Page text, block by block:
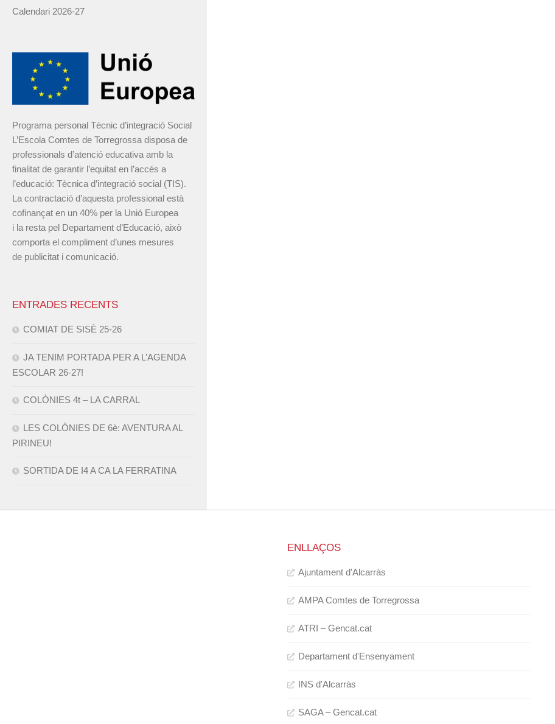
Calendari 2026-27
Programa personal Tècnic d’integració Social
L’Escola Comtes de Torregrossa disposa de
professionals d’atenció educativa amb la
finalitat de garantir l’equitat en l’accés a
l’educació: Tècnica d’integració social (TIS).
La contractació d’aquesta professional està
cofinançat en un 40% per la Unió Europea
i la resta pel Departament d’Educació, això
comporta el compliment d’unes mesures
de publicitat i comunicació.
ENTRADES RECENTS
COMIAT DE SISÈ 25-26
JA TENIM PORTADA PER A L’AGENDA
ESCOLAR 26-27!
COLÒNIES 4t – LA CARRAL
LES COLÒNIES DE 6è: AVENTURA AL
PIRINEU!
SORTIDA DE I4 A CA LA FERRATINA
ENLLAÇOS
Ajuntament d'Alcarràs
AMPA Comtes de Torregrossa
ATRI – Gencat.cat
Departament d'Ensenyament
INS d'Alcarràs
SAGA – Gencat.cat